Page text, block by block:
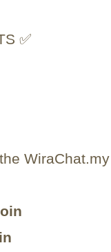
✅